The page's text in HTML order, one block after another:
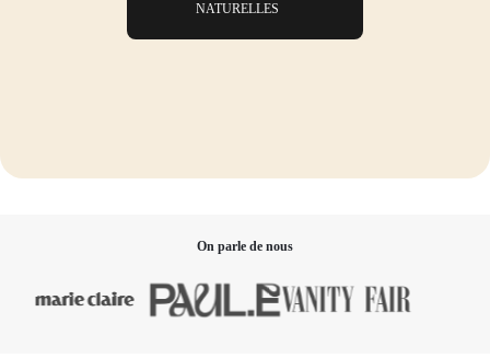
NATURELLES
On parle de nous